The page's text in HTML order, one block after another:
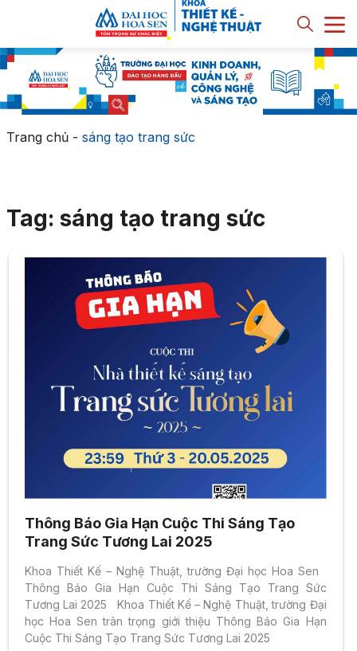
Trang chủ- sáng tạo trang sức
Tag: sáng tạo trang sức
Thông Báo Gia Hạn Cuộc Thi Sáng Tạo
Trang Sức Tương Lai 2025
Khoa Thiết Kế – Nghệ Thuật, trường Đại học Hoa Sen
Thông Báo Gia Hạn Cuộc Thi Sáng Tạo Trang Sức
Tương Lai 2025 Khoa Thiết Kế – Nghệ Thuật, trường Đại
học Hoa Sen trân trọng giới thiệu Thông Báo Gia Hạn
Cuộc Thi Sáng Tạo Trang Sức Tương Lai 2025